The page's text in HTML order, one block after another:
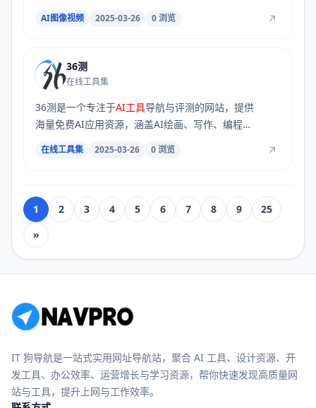
AI图像视频 2025-03-26 0 浏览
36测
在线工具集
36测是一个专注于AI工具导航与评测的网站，提供
海量免费AI应用资源，涵盖AI绘画、写作、编程、
视...
在线工具集 2025-03-26 0 浏览
1 2 3 4 5 6 7 8 9
25
»
IT 狗导航是一站式实用网址导航站，聚合 AI 工具、设计资源、开
发工具、办公效率、运营增长与学习资源，帮你快速发现高质量网
站与工具，提升上网与工作效率。